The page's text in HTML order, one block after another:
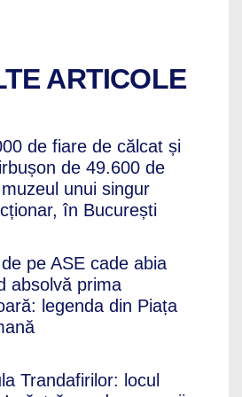
ARTICOLE
de fiare de călcat și
de 49.600 de
muzeul unui singur
în București
pe ASE cade abia
absolvă prima
legenda din Piața
Trandafirilor: locul